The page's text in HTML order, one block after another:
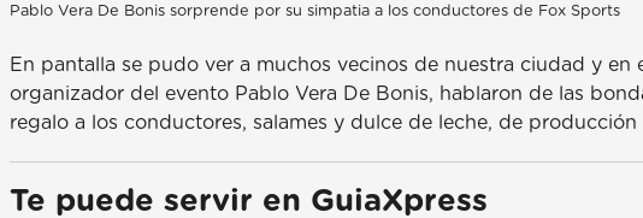
Pablo Vera De Bonis sorprende por su simpatia a los conductores de Fox Sports
En pantalla se pudo ver a muchos vecinos de nuestra ciudad y en
organizador del evento Pablo Vera De Bonis, hablaron de las
regalo a los conductores, salames y dulce de leche, de
Te puede servir en GuiaXpress